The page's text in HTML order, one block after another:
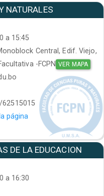
NATURALES
a 15:45
Central, Edif. Viejo,
-FCPN VER MAPA
página
DE LA EDUCACION
a 16:30